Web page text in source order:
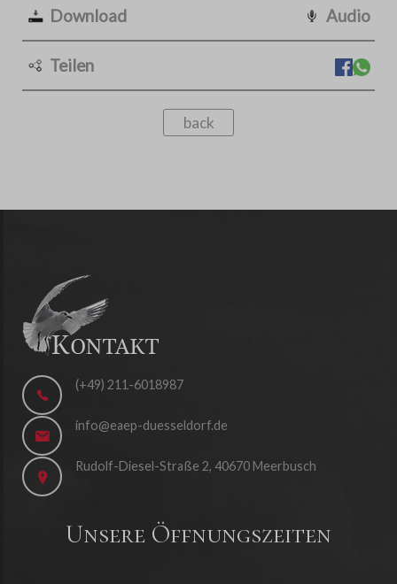
Audio
Download
Teilen
back
(+49) 211-6018987
info@eaep-duesseldorf.de
Rudolf-Diesel-Straße 2, 40670 Meerbusch
Unsere Öffnungszeiten